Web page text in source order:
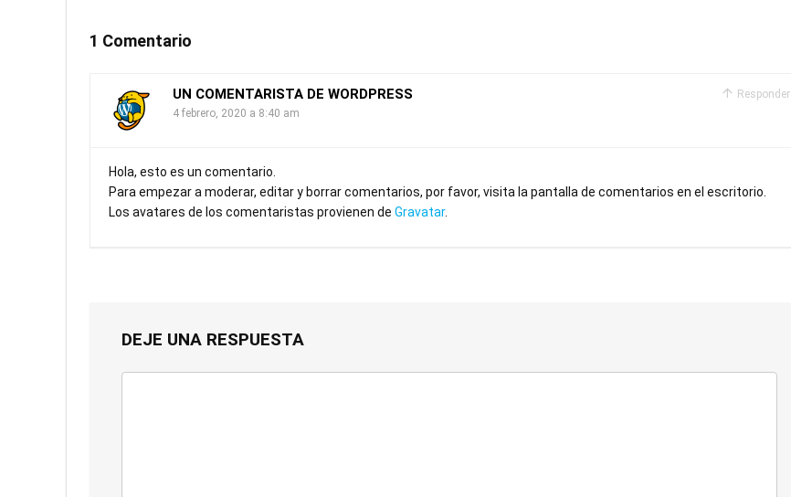
1 Comentario
Responder
UN COMENTARISTA DE WORDPRESS
4 febrero, 2020 a 8:40 am
Hola, esto es un comentario.
Para empezar a moderar, editar y borrar comentarios, por favor, visita la pantalla de comentarios en el escritorio.
Los avatares de los comentaristas provienen de Gravatar.
DEJE UNA RESPUESTA